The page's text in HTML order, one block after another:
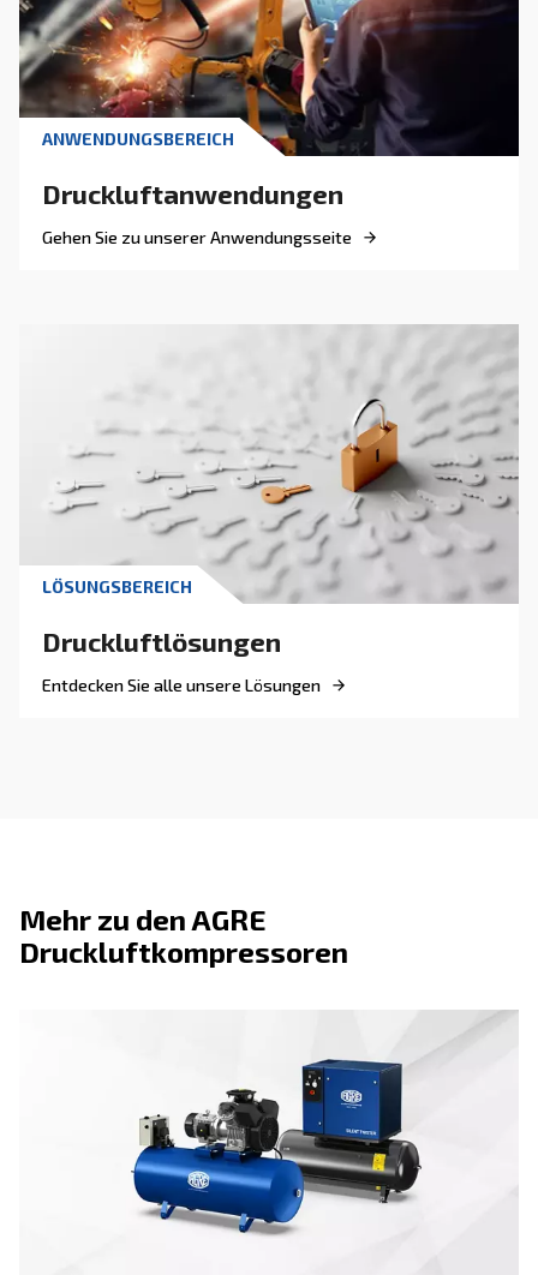
Vorteile geräuscharmer Kompressoren
Über geräuscharme Kompressoren
Niedriger Geräuschpegel
ab 59 Dezibel, daher auch für
Innenbereich geeignet
Das kompakte und geschlossene Designunterstützt
geräuscharmen Betrieb ohne Kompromisse beim
Einfache Inbetriebnahme und intuitive
für den täglichen Gebrauch
Flexibles Leistungsspektrum
robusteren Modellen mit bis zu 10 PS
Suchen Sie das richtige
Ihre Anwendung?